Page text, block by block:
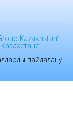
Kazakhstan”
пайдалану